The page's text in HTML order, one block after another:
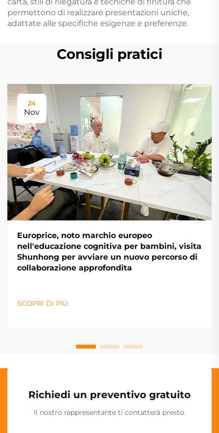
permettono di realizzare presentazioni uniche,
adattate alle specifiche esigenze e preferenze.
Consigli pratici
24
Nov
Europrice, noto marchio europeo
nell'educazione cognitiva per bambini, visita
Shunhong per avviare un nuovo percorso di
collaborazione approfondita
SCOPRI DI PIÙ
Richiedi un preventivo gratuito
Il nostro rappresentante ti contatterà presto.